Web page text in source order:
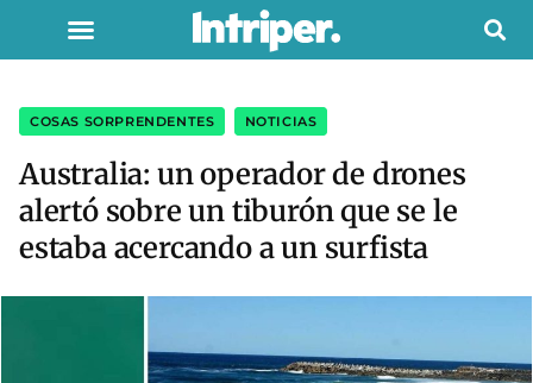
COSAS SORPRENDENTES NOTICIAS
Australia: un operador de drones
alertó sobre un tiburón que se le
estaba acercando a un surfista